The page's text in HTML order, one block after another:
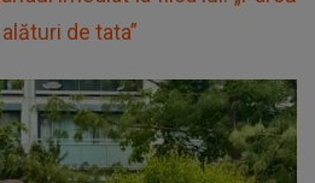
de tata”